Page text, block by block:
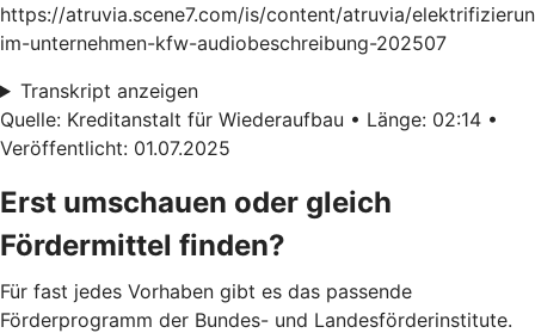
https://atruvia.scene7.com/is/content/atruvia/
im-unternehmen-kfw-audiobeschreibung-202507
Transkript anzeigen
Quelle: Kreditanstalt für Wiederaufbau • Länge: 02:14 •
Veröffentlicht: 01.07.2025
Erst umschauen oder gleich
Fördermittel finden?
Für fast jedes Vorhaben gibt es das passende
Förderprogramm der Bundes- und Landesförderinstitute.